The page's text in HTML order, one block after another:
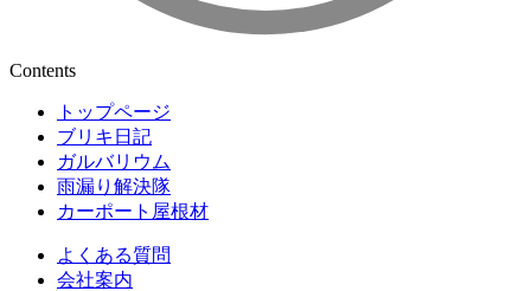
Contents
トップページ
ブリキ日記
ガルバリウム
雨漏り解決隊
カーポート屋根材
よくある質問
会社案内